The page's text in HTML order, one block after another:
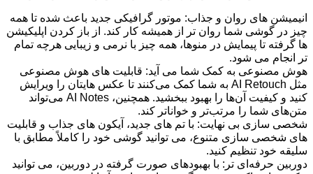
انیمیشن‌ های روان و جذاب: موتور گرافیکی جدید باعث شده تا همه
چیز در گوشی شما روان‌ تر از همیشه کار کند. از باز کردن اپلیکیشن‌
ها گرفته تا پیمایش در منو‌ها، همه چیز با نرمی و زیبایی هرچه تمام‌
تر انجام می‌ شود.
هوش مصنوعی به کمک شما می‌ آید: قابلیت‌ های هوش مصنوعی
مثل AI Retouch به شما کمک می‌کنند تا عکس‌ هایتان را ویرایش
کنید و کیفیت آن‌ها را بهبود ببخشید. همچنین، AI Notes می‌تواند
متن‌های شما را مرتب‌تر و خواناتر کند.
شخصی‌ سازی بی‌ نهایت: با تم‌ های جدید، آیکون‌ های جذاب و قابلیت‌
های شخصی‌ سازی متنوع، می‌ توانید گوشی خود را کاملاً مطابق با
سلیقه‌ خود تنظیم کنید.
دوربین حرفه‌ای‌ تر: با بهبودهای صورت گرفته در دوربین، می‌ توانید